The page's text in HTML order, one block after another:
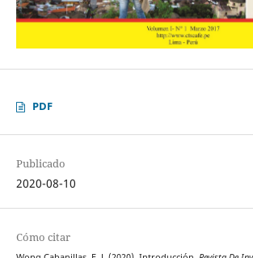
PDF
Publicado
2020-08-10
Cómo citar